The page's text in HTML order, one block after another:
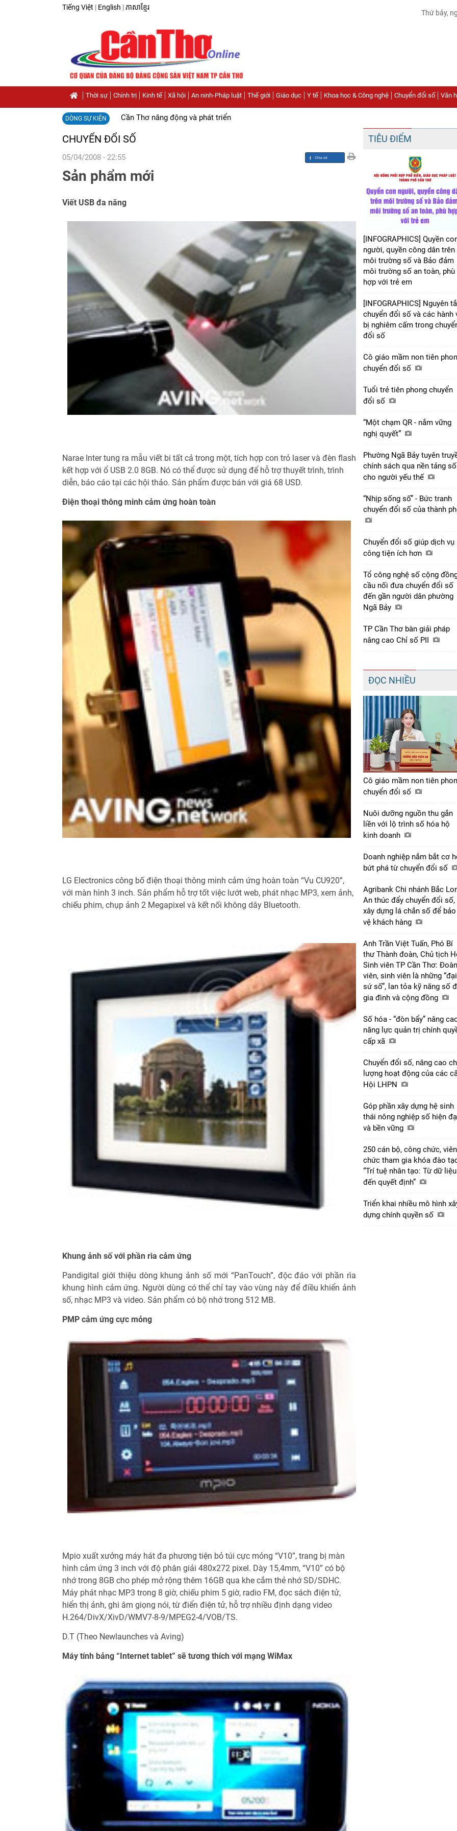
Tiếng Việt | English | ភាសាខ្មែរ
Thứ bảy,
Thời sự Chính trị Kinh tế Xã hội An ninh-Pháp luật Thế giới Giáo dục Y tế Khoa học & Công nghệ Chuyển đổi số Văn
DÒNG SỰ KIỆN Cần Thơ năng động và phát triển
CHUYỂN ĐỔI SỐ
05/04/2008 - 22:55
Sản phẩm mới
Viết USB đa năng
Narae Inter tung ra mẫu viết bi tất cả trong một, tích hợp con trỏ laser và đèn flash
kết hợp với ổ USB 2.0 8GB. Nó có thể được sử dụng để hỗ trợ thuyết trình, trình
diễn, báo cáo tại các hội thảo. Sản phẩm được bán với giá 68 USD.
Điện thoại thông minh cảm ứng hoàn toàn
LG Electronics công bố điện thoại thông minh cảm ứng hoàn toàn “Vu CU920”,
với màn hình 3 inch. Sản phẩm hỗ trợ tốt việc lướt web, phát nhạc MP3, xem ảnh,
chiếu phim, chụp ảnh 2 Megapixel và kết nối không dây Bluetooth.
Khung ảnh số với phần rìa cảm ứng
Pandigital giới thiệu dòng khung ảnh số mới “PanTouch”, độc đáo với phần rìa
khung hình cảm ứng. Người dùng có thể chỉ tay vào vùng này để điều khiển ảnh
số, nhạc MP3 và video. Sản phẩm có bộ nhớ trong 512 MB.
PMP cảm ứng cực mỏng
Mpio xuất xưởng máy hát đa phương tiện bỏ túi cực mỏng “V10”, trang bị màn
hình cảm ứng 3 inch với độ phân giải 480x272 pixel. Dày 15,4mm, “V10” có bộ
nhớ trong 8GB cho phép mở rộng thêm 16GB qua khe cắm thẻ nhớ SD/SDHC.
Máy phát nhạc MP3 trong 8 giờ, chiếu phim 5 giờ, radio FM, đọc sách điện tử,
hiển thị ảnh, ghi âm giọng nói, từ điển điện tử, hỗ trợ nhiều định dạng video
H.264/DivX/XivD/WMV7-8-9/MPEG2-4/VOB/TS.
D.T (Theo Newlaunches và Aving)
Máy tính bảng “Internet tablet” sẽ tương thích với mạng WiMax
TIÊU ĐIỂM
[INFOGRAPHICS] Quyền
người, quyền công dân trên
môi trường số và Bảo đảm
môi trường số an toàn, phù
hợp với trẻ em
[INFOGRAPHICS] Nguyên
chuyển đổi số và các hành
bị nghiêm cấm trong
đổi số
Cô giáo mầm non tiên
chuyển đổi số
Tuổi trẻ tiên phong chuyển
đổi số
“Một chạm QR - nắm vững
nghị quyết”
Phường Ngã Bảy tuyên
chính sách qua nền tảng số
cho người yếu thế
“Nhịp sống số” - Bức tranh
chuyển đổi số của thành
Chuyển đổi số giúp dịch vụ
công tiện ích hơn
Tổ công nghệ số cộng
cầu nối đưa chuyển đổi số
đến gần người dân phường
Ngã Bảy
TP Cần Thơ bàn giải pháp
nâng cao Chỉ số PII
ĐỌC NHIỀU
Cô giáo mầm non tiên
chuyển đổi số
Nuôi dưỡng nguồn thu gắn
liền với lộ trình số hóa hộ
kinh doanh
Doanh nghiệp nắm bắt cơ
bứt phá từ chuyển đổi số
Agribank Chi nhánh Bắc
An thúc đẩy chuyển đổi số,
xây dựng lá chắn số để bảo
vệ khách hàng
Anh Trần Việt Tuấn, Phó Bí
thư Thành đoàn, Chủ tịch
Sinh viên TP Cần Thơ: Đoàn
viên, sinh viên là những “đại
sứ số”, lan tỏa kỹ năng số
gia đình và cộng đồng
Số hóa - “đòn bẩy” nâng
năng lực quản trị chính
cấp xã
Chuyển đổi số, nâng cao
lượng hoạt động của các
Hội LHPN
Góp phần xây dựng hệ sinh
thái nông nghiệp số hiện
và bền vững
250 cán bộ, công chức, viên
chức tham gia khóa đào
“Trí tuệ nhân tạo: Từ dữ liệu
đến quyết định”
Triển khai nhiều mô hình
dựng chính quyền số